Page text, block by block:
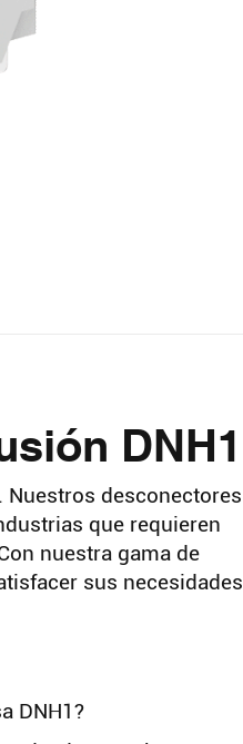
DNH1
Nuestros desconectores
que requieren
nuestra gama de
sus necesidades
DNH1?